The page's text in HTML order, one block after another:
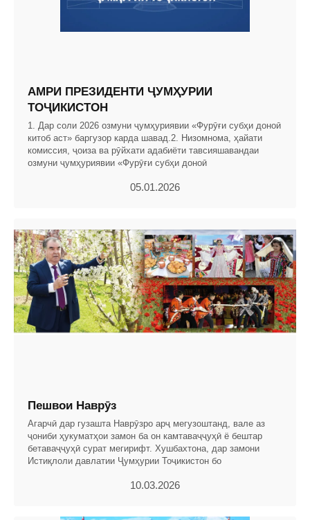
АМРИ ПРЕЗИДЕНТИ ҶУМҲУРИИ
ТОҶИКИСТОН
1. Дар соли 2026 озмуни ҷумҳуриявии «Фурӯғи субҳи доноӣ
китоб аст» баргузор карда шавад.2. Низомнома, ҳайати
комиссия, ҷоиза ва рӯйхати адабиёти тавсияшавандаи
озмуни ҷумҳуриявии «Фурӯғи субҳи доноӣ
05.01.2026
Пешвои Наврӯз
Агарчӣ дар гузашта Наврӯзро арҷ мегузоштанд, вале аз
ҷониби ҳукуматҳои замон ба он камтаваҷҷуҳӣ ё бештар
бетаваҷҷуҳӣ сурат мегирифт. Хушбахтона, дар замони
Истиқлоли давлатии Ҷумҳурии Тоҷикистон бо
10.03.2026